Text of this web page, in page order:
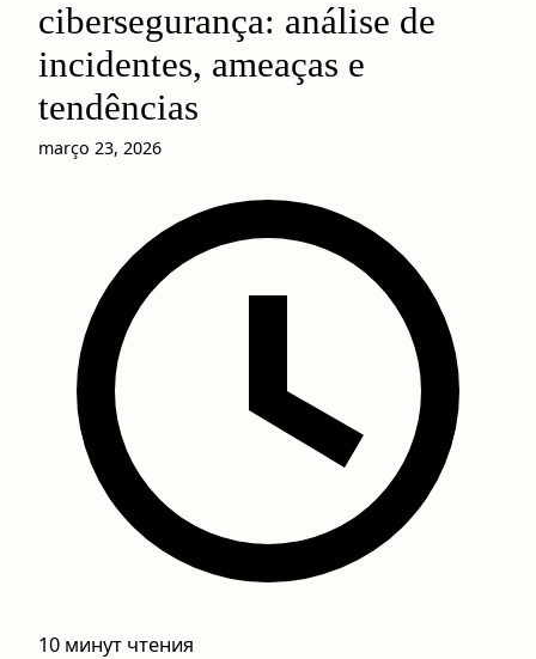
cibersegurança: análise de
incidentes, ameaças e
tendências
março 23, 2026
10 минут чтения